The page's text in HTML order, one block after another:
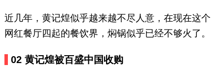
近几年，黄记煌似乎越来越不尽人意，在现在这个
网红餐厅四起的餐饮界，焖锅似乎已经不够火了。
02黄记煌被百盛中国收购